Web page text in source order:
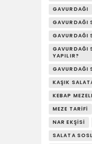
GAVURDAĞI
GAVURDAĞI
GAVURDAĞI
GAVURDAĞI
YAPILIR?
GAVURDAĞI
KAŞIK
KEBAP
MEZE TARIFI
NAR EKŞISI
SALATA